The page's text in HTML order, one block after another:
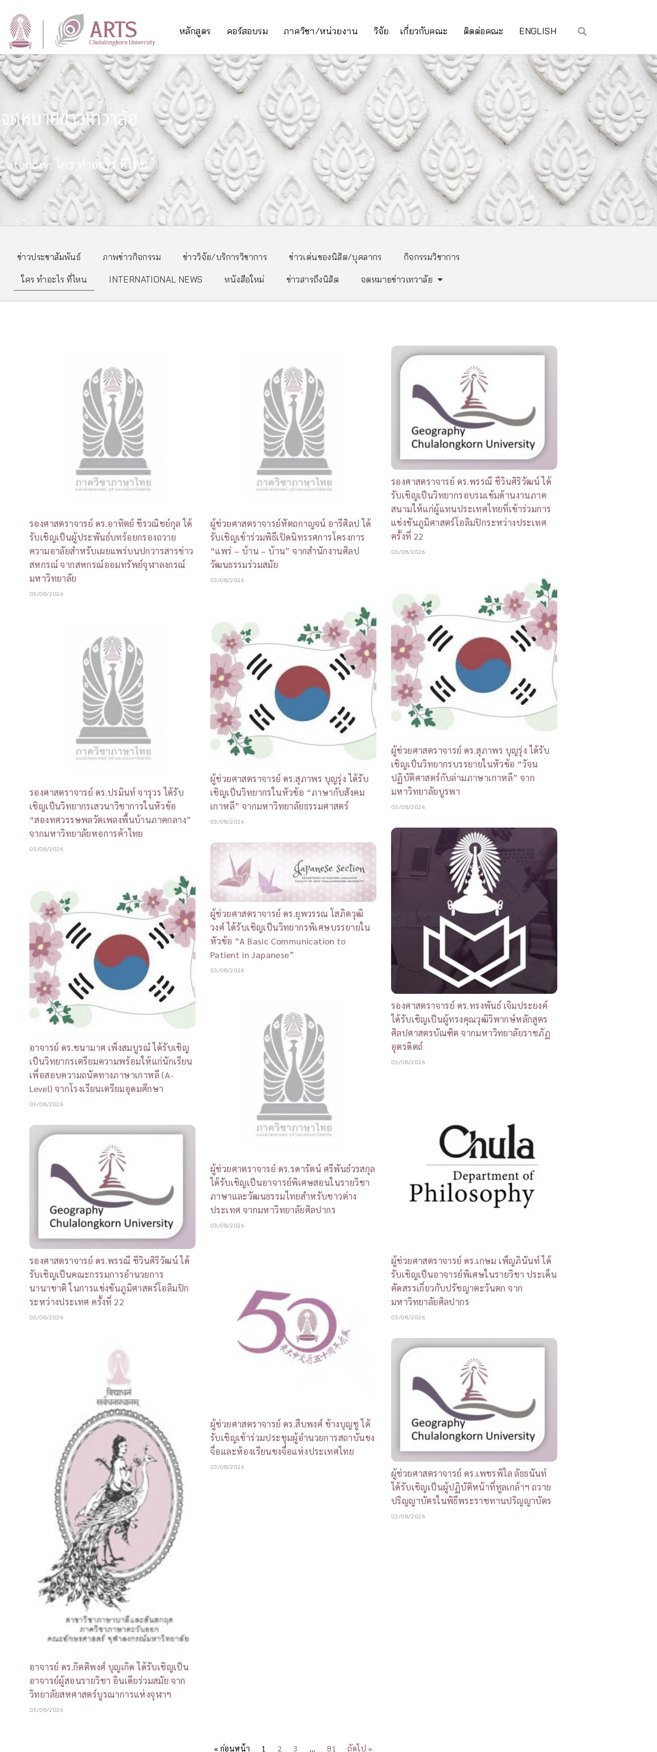
หลักสูตร คอร์สอบรม ภาควิชา/หน่วยงาน วิจัย เกี่ยวกับคณะ ติดต่อคณะ ENGLISH
จดหมายข่าวเทวาลัย
Category: ใคร ทำอะไร ที่ไหน
ข่าวประชาสัมพันธ์ ภาพข่าวกิจกรรม ข่าววิจัย/บริการวิชาการ ข่าวเด่นของนิสิต/บุคลากร กิจกรรมวิชาการ
ใคร ทำอะไร ที่ไหน INTERNATIONAL NEWS หนังสือใหม่ ข่าวสารถึงนิสิต จดหมายข่าวเทวาลัย
รองศาสตราจารย์ ดร.อาทิตย์ ชีรวณิชย์กุล ได้
รับเชิญเป็นผู้ประพันธ์บทร้อยกรองถวาย
ความอาลัยสำหรับเผยแพร่บนปกวารสารข่าว
สหกรณ์ จากสหกรณ์ออมทรัพย์จุฬาลงกรณ์
มหาวิทยาลัย
03/08/2026
ผู้ช่วยศาสตราจารย์หัตถกาญจน์ อารีศิลป ได้
รับเชิญเข้าร่วมพิธีเปิดนิทรรศการโครงการ
“แพร่ – บ้าน – บ้าน” จากสำนักงานศิลป
วัฒนธรรมร่วมสมัย
03/08/2026
รองศาสตราจารย์ ดร.พรรณี ชีวินศิริวัฒน์ ได้
รับเชิญเป็นวิทยากรอบรมเข้มด้านงานภาค
สนามให้แก่ผู้แทนประเทศไทยที่เข้าร่วมการ
แข่งขันภูมิศาสตร์โอลิมปิกระหว่างประเทศ
ครั้งที่ 22
03/08/2026
รองศาสตราจารย์ ดร.ปรมินท์ จารุวร ได้รับ
เชิญเป็นวิทยากรเสวนาวิชาการในหัวข้อ
“สองทศวรรษพลวัตเพลงพื้นบ้านภาคกลาง”
จากมหาวิทยาลัยหอการค้าไทย
03/08/2026
ผู้ช่วยศาสตราจารย์ ดร.สุภาพร บุญรุ่ง ได้รับ
เชิญเป็นวิทยากรในหัวข้อ “ภาษากับสังคม
เกาหลี” จากมหาวิทยาลัยธรรมศาสตร์
03/08/2026
ผู้ช่วยศาสตราจารย์ ดร.สุภาพร บุญรุ่ง ได้รับ
เชิญเป็นวิทยากรบรรยายในหัวข้อ “วัจน
ปฏิบัติศาสตร์กับล่ามภาษาเกาหลี” จาก
มหาวิทยาลัยบูรพา
03/08/2026
อาจารย์ ดร.ชนามาศ เพ็งสมบูรณ์ ได้รับเชิญ
เป็นวิทยากรเตรียมความพร้อมให้แก่นักเรียน
เพื่อสอบความถนัดทางภาษาเกาหลี (A-
Level) จากโรงเรียนเตรียมอุดมศึกษา
03/08/2026
ผู้ช่วยศาสตราจารย์ ดร.ยุพวรรณ โสภิตวุฒิ
วงศ์ ได้รับเชิญเป็นวิทยากรพิเศษบรรยายใน
หัวข้อ “A Basic Communication to
Patient in Japanese”
03/08/2026
รองศาสตราจารย์ ดร.ทรงพันธ์ เจิมประยงค์
ได้รับเชิญเป็นผู้ทรงคุณวุฒิวิพากษ์หลักสูตร
ศิลปศาสตรบัณฑิต จากมหาวิทยาลัยราชภัฏ
อุตรดิตถ์
03/08/2026
รองศาสตราจารย์ ดร.พรรณี ชีวินศิริวัฒน์ ได้
รับเชิญเป็นคณะกรรมการอำนวยการ
นานาชาติ ในการแข่งขันภูมิศาสตร์โอลิมปิก
ระหว่างประเทศ ครั้งที่ 22
03/08/2026
ผู้ช่วยศาตราจารย์ ดร.รดารัตน์ ศรีพันธ์วรสกุล
ได้รับเชิญเป็นอาจารย์พิเศษสอนในรายวิชา
ภาษาและวัฒนธรรมไทยสำหรับชาวต่าง
ประเทศ จากมหาวิทยาลัยศิลปากร
03/08/2026
ผู้ช่วยศาสตราจารย์ ดร.เกษม เพ็ญภินันท์ ได้
รับเชิญเป็นอาจารย์พิเศษในรายวิชา ประเด็น
คัดสรรเกี่ยวกับปรัชญาตะวันตก จาก
มหาวิทยาลัยศิลปากร
03/08/2026
อาจารย์ ดร.กิตติพงศ์ บุญเกิด ได้รับเชิญเป็น
อาจารย์ผู้สอนรายวิชา อินเดียร่วมสมัย จาก
วิทยาลัยสหศาสตร์บูรณาการแห่งจุฬาฯ
03/08/2026
ผู้ช่วยศาสตราจารย์ ดร.สืบพงศ์ ช้างบุญชู ได้
รับเชิญเข้าร่วมประชุมผู้อำนวยการสถาบันขง
จื่อและห้องเรียนขงจื่อแห่งประเทศไทย
03/08/2026
ผู้ช่วยศาสตราจารย์ ดร.เพชรพิไล ลัธธนันท์
ได้รับเชิญเป็นผู้ปฏิบัติหน้าที่ทูลเกล้าฯ ถวาย
ปริญญาบัตรในพิธีพระราชทานปริญญาบัตร
03/08/2026
« ก่อนหน้า 1 2 3 … 81 ถัดไป »